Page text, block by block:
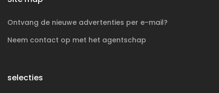
Ontvang de nieuwe advertenties per e-mail?
Neem contact op met het agentschap
selecties